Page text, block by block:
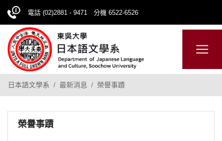
電話 (02)2881 - 9471 分機 6522-6526
日本語 ENGLISH
日本語文學系 最新消息 榮譽事蹟
榮譽事蹟